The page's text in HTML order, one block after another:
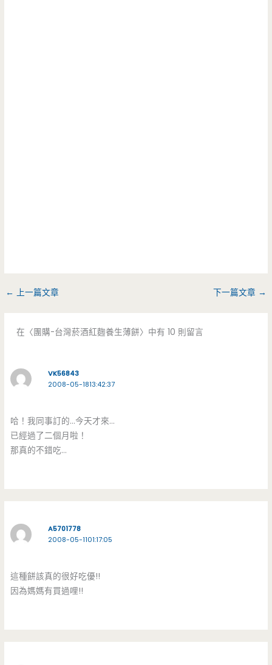
← 上一篇文章 下一篇文章 →
在〈團購-台灣菸酒紅麴養生薄餅〉中有 10 則留言
VK56843
2008-05-1813:42:37
哈！我同事訂的…今天才來…
已經過了二個月啦！
那真的不錯吃…
A5701778
2008-05-1101:17:05
這種餅該真的很好吃優!!
因為媽媽有買過哩!!